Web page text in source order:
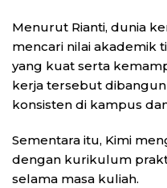
Menurut Rianti, dunia
mencari nilai akademik
yang kuat serta
kerja tersebut
konsisten di kampus
Sementara itu, Kimi
dengan kurikulum
selama masa kuliah.